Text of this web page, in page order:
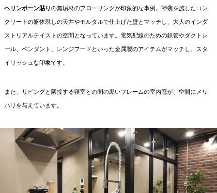
ヘリンボーン貼りの無垢材のフローリングが印象的な事例。塗装を施したコン
クリートの躯体現しの天井やモルタルで仕上げた壁とマッチし、大人のインダ
ストリアルテイストの空間となっています。電気配線のための鉄管やダクトレ
ール、ペンダント、レンジフードといった金属製のアイテムがマッチし、スタ
イリッシュな印象です。
また、リビングと隣接する寝室との間の黒いフレームの室内窓が、空間にメリ
ハリを与えています。